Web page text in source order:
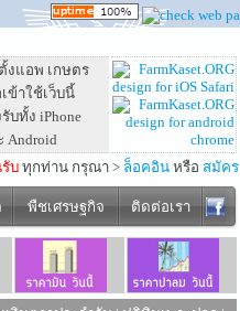
งแอพ เกษตร
เข้าใช้เว็บนี้
บทั้ง iPhone
Android
บ ทุกท่าน กรุณา > ล็อคอิน หรือ สมัคร
พืชเศรษฐกิจ ติดต่อเรา